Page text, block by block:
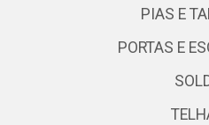
PIAS E
PORTAS E